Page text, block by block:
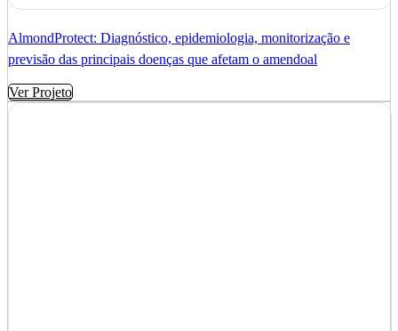
AlmondProtect: Diagnóstico, epidemiologia, monitorização e
previsão das principais doenças que afetam o amendoal
Ver Projeto